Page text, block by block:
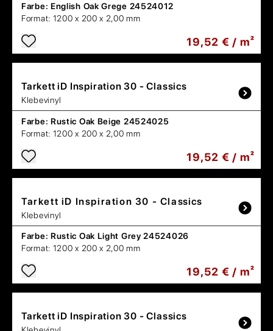
Farbe: English Oak Grege 24524012
Format: 1200 x 200 x 2,00 mm
19,52 € / m²
Tarkett iD Inspiration 30 - Classics
Klebevinyl
Farbe: Rustic Oak Beige 24524025
Format: 1200 x 200 x 2,00 mm
19,52 € / m²
Tarkett iD Inspiration 30 - Classics
Klebevinyl
Farbe: Rustic Oak Light Grey 24524026
Format: 1200 x 200 x 2,00 mm
19,52 € / m²
Tarkett iD Inspiration 30 - Classics